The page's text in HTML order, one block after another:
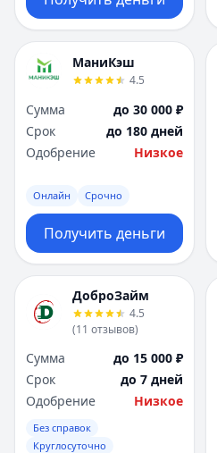
МаниКэш
4.5
Сумма
до 30 000 ₽
Срок
до 180 дней
Одобрение
Низкое
Онлайн Срочно
Получить деньги
ДоброЗайм
4.5
(11 отзывов)
Сумма
до 15 000 ₽
Срок
до 7 дней
Одобрение
Низкое
Без справок
Круглосуточно